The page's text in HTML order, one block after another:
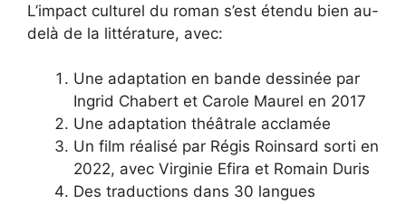
L’impact culturel du roman s’est étendu bien au-
delà de la littérature, avec:
Une adaptation en bande dessinée par
Ingrid Chabert et Carole Maurel en 2017
Une adaptation théâtrale acclamée
Un film réalisé par Régis Roinsard sorti en
2022, avec Virginie Efira et Romain Duris
Des traductions dans 30 langues